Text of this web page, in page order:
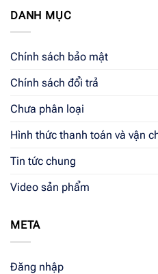
DANH MỤC
Chính sách bảo mật
Chính sách đổi trả
Chưa phân loại
Hình thức thanh toán và vận
Tin tức chung
Video sản phẩm
META
Đăng nhập